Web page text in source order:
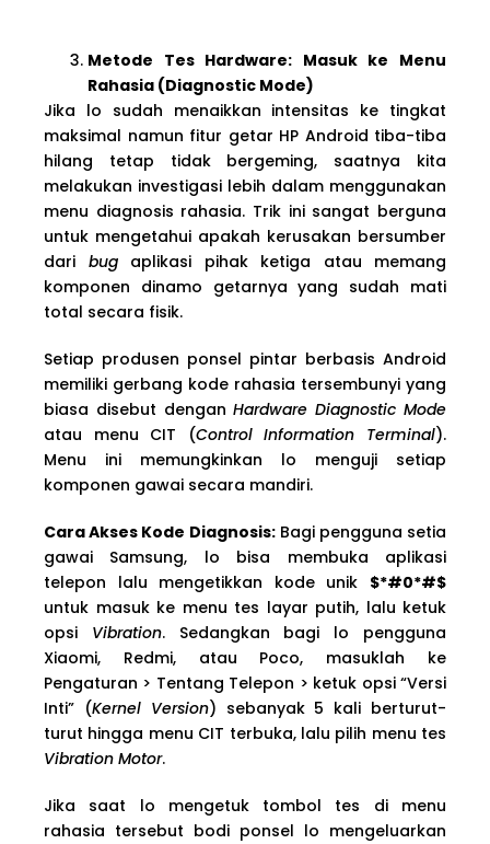
Metode Tes Hardware: Masuk ke Menu
Rahasia (Diagnostic Mode)
Jika lo sudah menaikkan intensitas ke tingkat
maksimal namun fitur getar HP Android tiba-tiba
hilang tetap tidak bergeming, saatnya kita
melakukan investigasi lebih dalam menggunakan
menu diagnosis rahasia. Trik ini sangat berguna
untuk mengetahui apakah kerusakan bersumber
dari bugaplikasi pihak ketiga atau memang
komponen dinamo getarnya yang sudah mati
total secara fisik.
Setiap produsen ponsel pintar berbasis Android
memiliki gerbang kode rahasia tersembunyi yang
biasa disebut denganHardware Diagnostic Mode
atau menu CIT (Control Information Terminal).
Menu ini memungkinkan lo menguji setiap
komponen gawai secara mandiri.
Cara Akses Kode Diagnosis:Bagi pengguna setia
gawai Samsung, lo bisa membuka aplikasi
telepon lalu mengetikkan kode unik $*#0*#$
untuk masuk ke menu tes layar putih, lalu ketuk
opsi Vibration. Sedangkan bagi lo pengguna
Xiaomi, Redmi, atau Poco, masuklah ke
Pengaturan > Tentang Telepon > ketuk opsi “Versi
Inti” (Kernel Version) sebanyak 5 kali berturut-
turut hingga menu CIT terbuka, lalu pilih menu tes
Vibration Motor.
Jika saat lo mengetuk tombol tes di menu
rahasia tersebut bodi ponsel lo mengeluarkan